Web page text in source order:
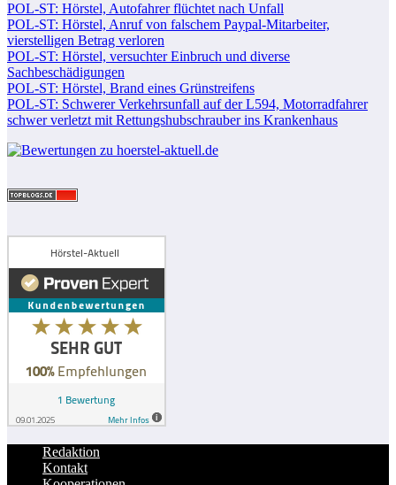
POL-ST: Hörstel, Autofahrer flüchtet nach Unfall
POL-ST: Hörstel, Anruf von falschem Paypal-Mitarbeiter,
vierstelligen Betrag verloren
POL-ST: Hörstel, versuchter Einbruch und diverse
Sachbeschädigungen
POL-ST: Hörstel, Brand eines Grünstreifens
POL-ST: Schwerer Verkehrsunfall auf der L594, Motorradfahrer
schwer verletzt mit Rettungshubschrauber ins Krankenhaus
Redaktion
Kontakt